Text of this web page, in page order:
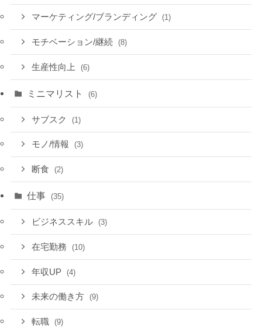
マーケティング/ブランディング (1)
モチベーション/継続 (8)
生産性向上 (6)
ミニマリスト (6)
サブスク (1)
モノ/情報 (3)
断食 (2)
仕事 (35)
ビジネススキル (3)
在宅勤務 (10)
年収UP (4)
未来の働き方 (9)
転職 (9)